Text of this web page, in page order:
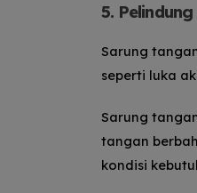
5.
Sarung
seperti luka
Sarung
tangan
kondisi